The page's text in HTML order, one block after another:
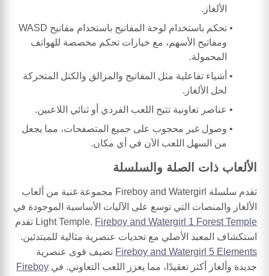
الألغاز.
تحكم باستخدام لوحة المفاتيح باستخدام مفاتيح WASD
ومفاتيح الأسهم، مع خيارات تحكم مخصصة للهواتف
المحمولة.
أشياء تفاعلية مثل المفاتيح والمزالق والكتل المتحركة
لحل الألغاز.
عناصر تعاونية تتيح اللعب الفردي أو ثنائي اللاعبين.
وصول غير محجوب على جميع المتصفحات، مما يجعل
من السهل اللعب الآن في أي مكان.
الألعاب ذات الصلة والسلسلة
تقدم سلسلة Fireboy and Watergirl مجموعة غنية من ألعاب
الألغاز والمنصات التي توسع على الآليات الأساسية الموجودة في
Light Temple. Fireboy and Watergirl 1 Forest Temple
تقدم
استكشاف المعبد الأصلي مع تحديات عنصرية مثالية للمبتدئين.
Fireboy and Watergirl 5 Elements تضيف قوى عنصرية
جديدة وألغاز أكثر تعقيدًا، مما يعزز اللعب التعاوني. في Fireboy